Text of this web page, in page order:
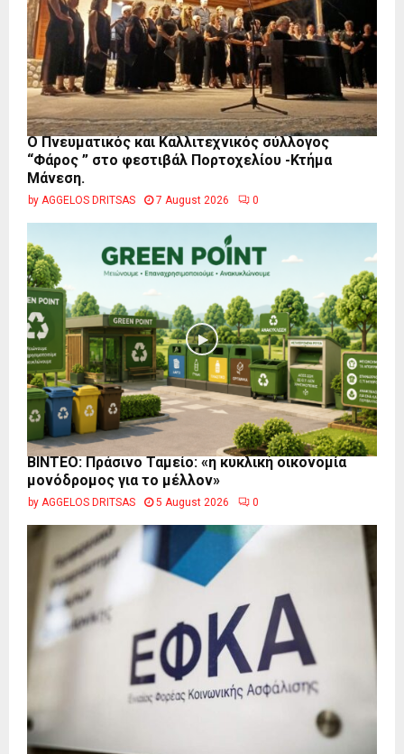
Ο Πνευματικός και Καλλιτεχνικός σύλλογος
“Φάρος ” στο φεστιβάλ Πορτοχελίου -Κτήμα
Μάνεση.
by AGGELOS DRITSAS 7 August 2026 0
BINTEO: Πράσινο Ταμείο: «η κυκλική οικονομία
μονόδρομος για το μέλλον»
by AGGELOS DRITSAS 5 August 2026 0